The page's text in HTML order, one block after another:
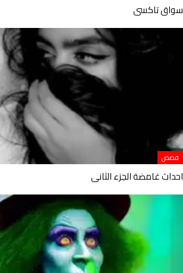
سواق تاكسى
قصص
احداث غامضة الجزء الثانى